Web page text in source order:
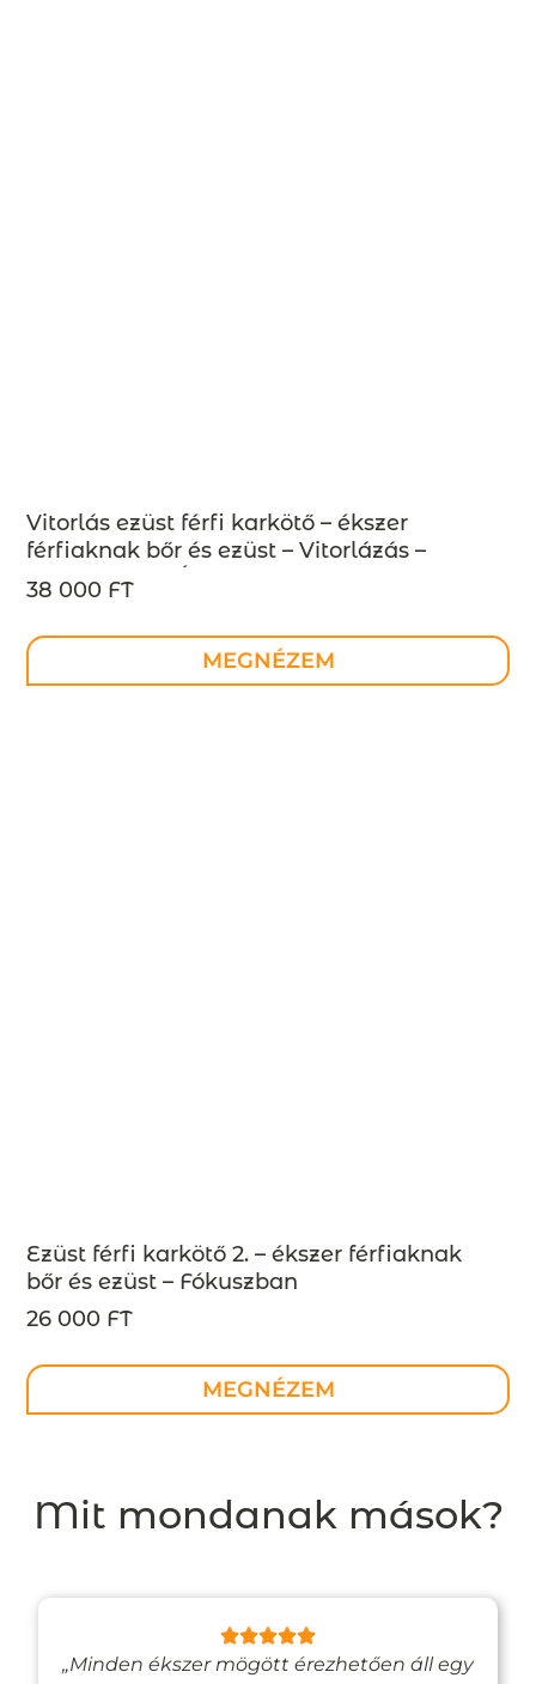
Vitorlás ezüst férfi karkötő – ékszer
férfiaknak bőr és ezüst – Vitorlázás –
MEGRENDELÉSRE
38 000 FT
MEGNÉZEM
Ezüst férfi karkötő 2. – ékszer férfiaknak
bőr és ezüst – Fókuszban
26 000 FT
MEGNÉZEM
Mit mondanak mások?
„Minden ékszer mögött érezhetően áll egy